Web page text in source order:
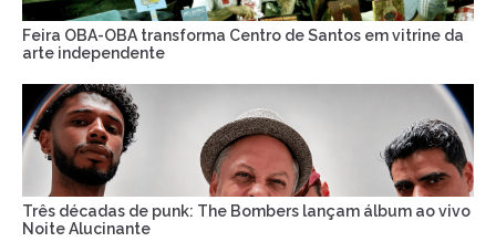
Feira OBA-OBA transforma Centro de Santos em vitrine da
arte independente
Três décadas de punk: The Bombers lançam álbum ao vivo
Noite Alucinante